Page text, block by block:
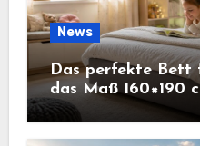
News
Das perfekte Bett
das Maß 160×190
ausgezeichnete